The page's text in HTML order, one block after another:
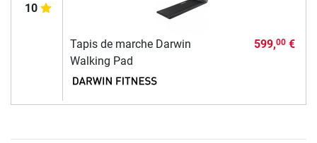
10
Tapis de marche Darwin
Walking Pad
599,00€